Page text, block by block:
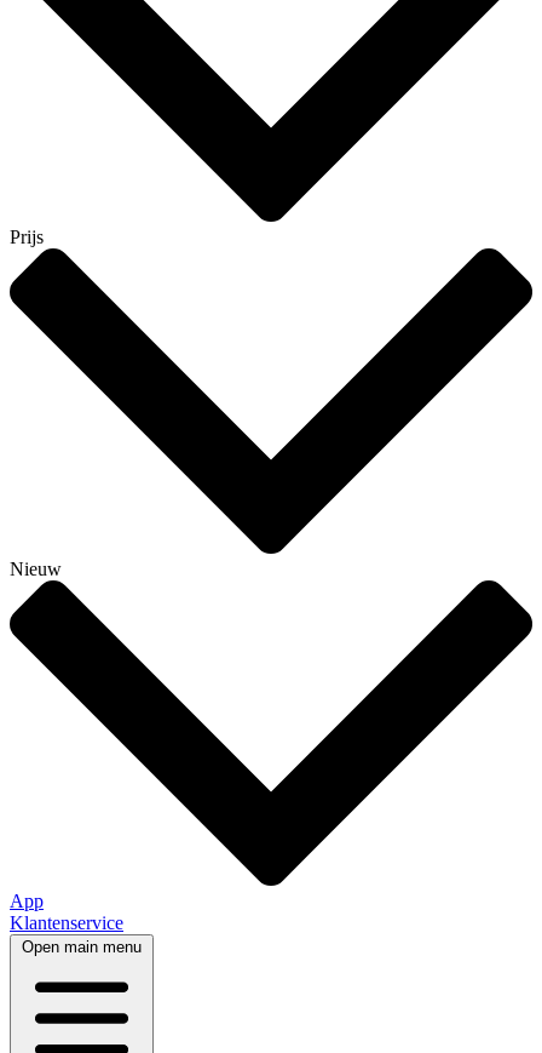
Prijs
Nieuw
App
Klantenservice
Open main menu